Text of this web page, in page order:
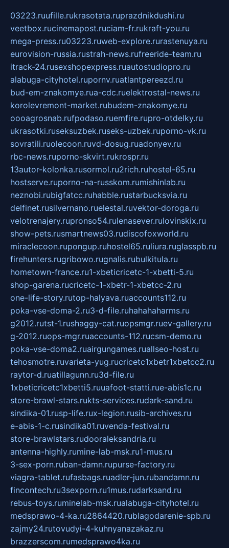
03223.ruufille.rukrasotata.ruprazdnikdushi.ru
veetbox.rucinemapost.ruciam-fr.rukraft-you.ru
mega-press.ru03223.ruweb-explore.rurastenuya.ru
eurovision-russia.rustrah-news.rufreeride-team.ru
itrack-24.rusexshopexpress.ruautostudiopro.ru
alabuga-cityhotel.rupornv.ruatlantpereezd.ru
bud-em-znakomye.rua-cdc.ruelektrostal-news.ru
korolevremont-market.rubudem-znakomye.ru
oooagrosnab.rufpodaso.ruemfire.rupro-otdelky.ru
ukrasotki.ruseksuzbek.ruseks-uzbek.ruporno-vk.ru
sovratili.ruolecoon.ruvd-dosug.ruadonyev.ru
rbc-news.ruporno-skvirt.rukrospr.ru
13autor-kolonka.rusormol.ru2rich.ruhostel-65.ru
hostserve.ruporno-na-russkom.rumishinlab.ru
neznobi.rubigfatcc.ruhabble.rustarbucksvia.ru
delfinet.rusilvernano.ruelestal.ruvektor-doroga.ru
velotrenajery.rupronso54.rulenasever.rulovinskix.ru
show-pets.rusmartnews03.rudiscofoxworld.ru
miraclecoon.rupongup.ruhostel65.ruliura.ruglasspb.ru
firehunters.rugribowo.rugnalis.rubulkitula.ru
hometown-france.ru1-xbeticricetc-1-xbetti-5.ru
shop-garena.rucricetc-1-xbetr-1-xbetcc-2.ru
one-life-story.rutop-halyava.ruaccounts112.ru
poka-vse-doma-2.ru3-d-file.ruhahahaharms.ru
g2012.rutst-1.rushaggy-cat.ruopsmgr.ruev-gallery.ru
g-2012.ruops-mgr.ruaccounts-112.rucsm-demo.ru
poka-vse-doma2.ruairgungames.ruallseo-host.ru
tehosmotre.ruvarieta-yug.rucricetc1xbetr1xbetcc2.ru
raytor-d.ruatillagunn.ru3d-file.ru
1xbeticricetc1xbetti5.ruuafoot-statti.rue-abis1c.ru
store-brawl-stars.rukts-services.rudark-sand.ru
sindika-01.rusp-life.rux-legion.rusib-archives.ru
e-abis-1-c.rusindika01.ruvenda-festival.ru
store-brawlstars.rudooraleksandria.ru
antenna-highly.rumine-lab-msk.ru1-mus.ru
3-sex-porn.ruban-damn.rupurse-factory.ru
viagra-tablet.rufasbags.ruadler-jun.rubandamn.ru
fincontech.ru3sexporn.ru1mus.rudarksand.ru
rebus-toys.ruminelab-msk.rualabuga-cityhotel.ru
medsprawo-4-ka.ru2864420.rublagodarenie-spb.ru
zajmy24.rutovudyi-4-kuhnyanazakaz.ru
brazzerscom.rumedsprawo4ka.ru